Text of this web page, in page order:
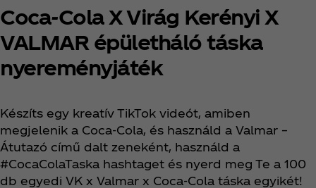
Coca‑Cola X Virág Kerényi X
VALMAR épületháló táska
nyereményjáték
Készíts egy kreatív TikTok videót, amiben
megjelenik a Coca‑Cola, és használd a Valmar –
Átutazó című dalt zeneként, használd a
#CocaColaTaska hashtaget és nyerd meg Te a 100
db egyedi VK x Valmar x Coca‑Cola táska egyikét!